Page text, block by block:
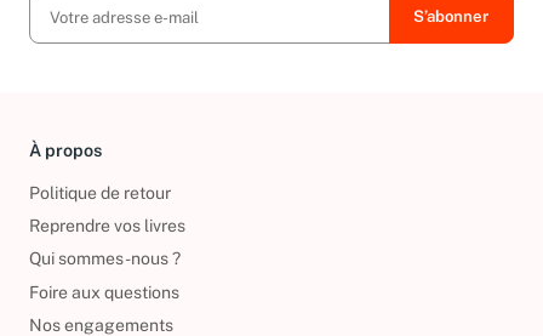
À propos
Politique de retour
Reprendre vos livres
Qui sommes-nous ?
Foire aux questions
Nos engagements